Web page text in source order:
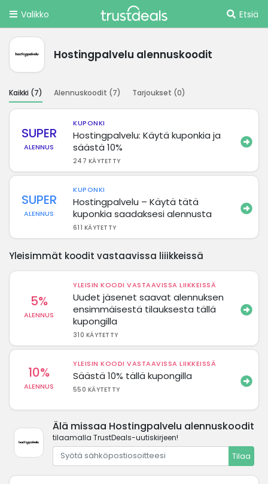
Valikko Etsiä
Hostingpalvelu alennuskoodit
Kaikki (7) Alennuskoodit (7) Tarjoukset (0)
SUPER
ALENNUS
KUPONKI
Hostingpalvelu: Käytä kuponkia ja
säästä 10%
247 KÄYTETTY
SUPER
ALENNUS
KUPONKI
Hostingpalvelu – Käytä tätä
kuponkia saadaksesi alennusta
611 KÄYTETTY
Yleisimmät koodit vastaavissa liiikkeissä
5%
ALENNUS
YLEISIN KOODI VASTAAVISSA LIIKKEISSÄ
Uudet jäsenet saavat alennuksen
ensimmäisestä tilauksesta tällä
kupongilla
310 KÄYTETTY
10%
ALENNUS
YLEISIN KOODI VASTAAVISSA LIIKKEISSÄ
Säästä 10% tällä kupongilla
550 KÄYTETTY
Älä missaa Hostingpalvelu alennuskoodit
tilaamalla TrustDeals-uutiskirjeen!
Tilaa